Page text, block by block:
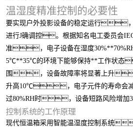
温湿度精准控制的必要性
要实现户外投影设备的稳定运行
进行J确调控。根据知名电工委员会
准，电子设备在湿度
5℃**35℃的环境下能够保持**工作状态
围，设备故障率将显著上升
升高10℃，电子元件的寿命会
过80%RH时，设备短路风险增
控制系统的工作原理
现代恒温箱采用智能温湿度控制系统